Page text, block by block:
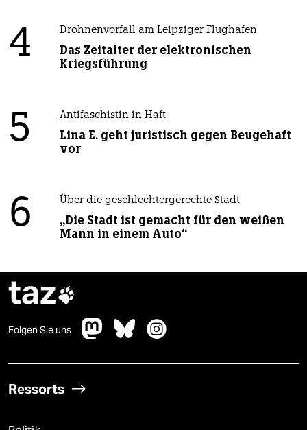
4 Drohnenvorfall am Leipziger Flughafen
Das Zeitalter der elektronischen
Kriegsführung
5 Antifaschistin in Haft
Lina E. geht juristisch gegen Beugehaft
vor
6 Über die geschlechtergerechte Stadt
„Die Stadt ist gemacht für den weißen
Mann in einem Auto“
taz
Folgen Sie uns
Ressorts